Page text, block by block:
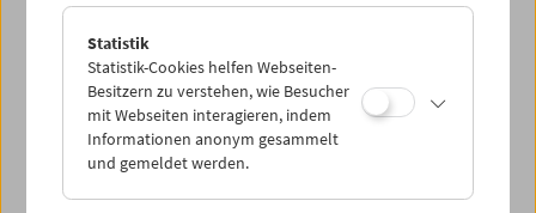
PROGRAMM ÜBERBLICK
Statistik
Statistik-Cookies helfen Webseiten-
Besitzern zu verstehen, wie Besucher
mit Webseiten interagieren, indem
Informationen anonym gesammelt
und gemeldet werden.